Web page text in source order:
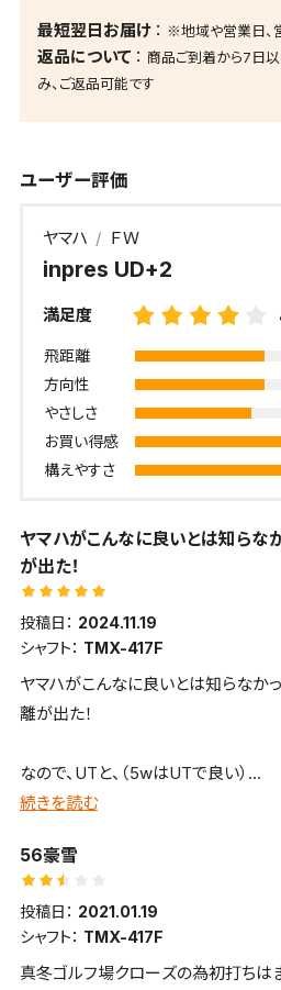
最短翌日お届け ※地域や営業日、
返品について
商品ご到着から7日
み、ご返品可能です
ユーザー評価
ヤマハ ＦＷ
inpres UD+2
満足度
飛距離
方向性
やさしさ
お買い得感
構えやすさ
ヤマハがこんなに良いとは知らな
が出た！
投稿日： 2024.11.19
シャフト： TMX-417F
ヤマハがこんなに良いとは知らなか
離が出た！
なので、UTと、（5wはUTで良い）
全メーカーに言えるが、1Wのヘッドス
っと柔らかいものを、デフォルトにして
続きを読む
56豪雪
投稿日： 2021.01.19
シャフト： TMX-417F
真冬ゴルフ場クローズの為初打ちは